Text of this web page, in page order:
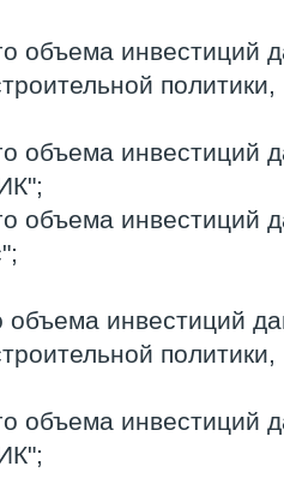
объема инвестиций
объема инвестиций
объема инвестиций
инвестиций
объема инвестиций